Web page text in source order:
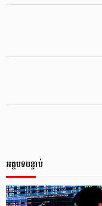
អត្ថបទបន្ទាប់